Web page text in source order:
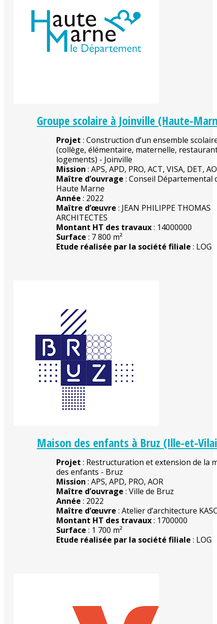
Groupe scolaire à Joinville (Haute-
Projet : Construction d’un ensemble
(collège, élémentaire, maternelle,
logements) - Joinville
Mission : APS, APD, PRO, ACT, VISA, DET,
Maître d’ouvrage : Conseil Départemental
Haute Marne
Année : 2022
Maître d’œuvre : JEAN PHILIPPE THOMAS
ARCHITECTES
Montant HT des travaux: 14000000
Surface : 7 800 m²
Etude réalisée par la société filiale : LOG
Maison des enfants à Bruz (Ille-et-
Projet : Restructuration et extension de la
des enfants - Bruz
Mission : APS, APD, PRO, AOR
Maître d’ouvrage : Ville de Bruz
Année : 2022
Maître d’œuvre : Atelier d’architecture
Montant HT des travaux: 1700000
Surface : 1 700 m²
Etude réalisée par la société filiale : LOG